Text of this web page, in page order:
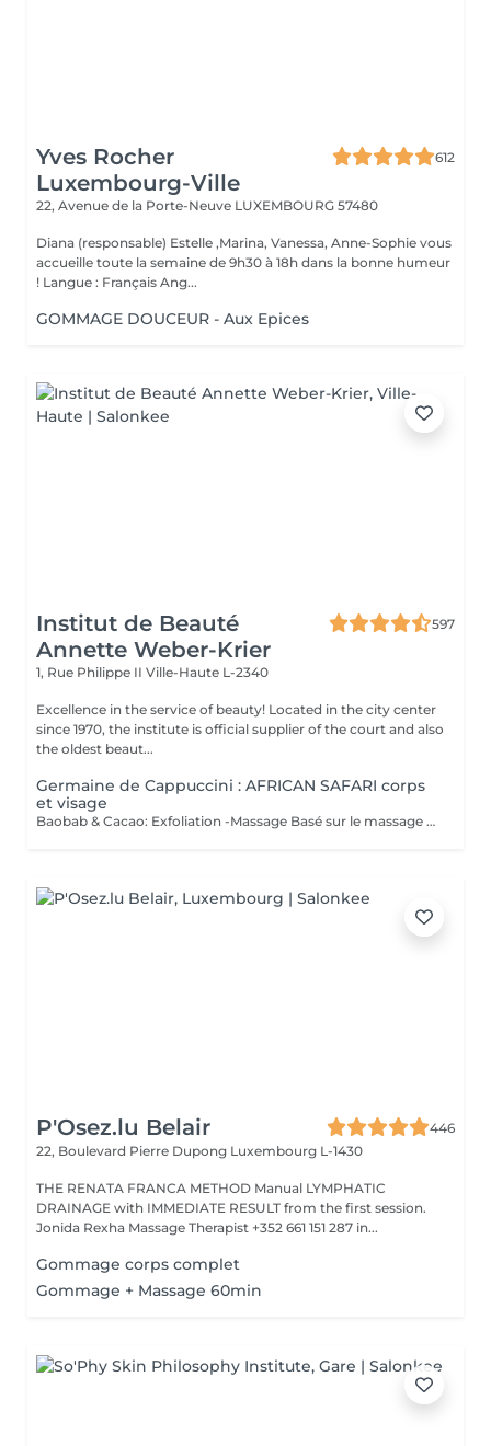
Yves Rocher
Luxembourg-Ville
612
22, Avenue de la Porte-Neuve LUXEMBOURG 57480
Diana (responsable) Estelle ,Marina, Vanessa, Anne-Sophie vous
accueille toute la semaine de 9h30 à 18h dans la bonne humeur
! Langue : Français Ang...
GOMMAGE DOUCEUR - Aux Epices
Institut de Beauté
Annette Weber-Krier
597
1, Rue Philippe II Ville-Haute L-2340
Excellence in the service of beauty! Located in the city center
since 1970, the institute is official supplier of the court and also
the oldest beaut...
Germaine de Cappuccini : AFRICAN SAFARI corps
et visage
Baobab & Cacao: Exfoliation -Massage Basé sur le massage Hilotra de Madagascar, il combine des techniques ancestrales africaines et asiatiques pour générer une sensation de connexion avec la nature et un équilibre corporel. AFRICAN BLISS : Massage SWEET Maternity: Basé sur la technique du drainage lymphatique, ce rituel combine des mouvements ascendants et des mouvements enveloppants qui favorisent une sensation de légèreté et de confort immédiate dans les jambes Light Legs : Basé sur la technique du drainage lymphatique, ce rituel combine des mouvements ascendants et des mouvements enveloppants qui favorisent une sensation de légèreté et de confort immédiate dans les jambes
P'Osez.lu Belair
446
22, Boulevard Pierre Dupong Luxembourg L-1430
THE RENATA FRANCA METHOD Manual LYMPHATIC
DRAINAGE with IMMEDIATE RESULT from the first session.
Jonida Rexha Massage Therapist +352 661 151 287 in...
Gommage corps complet
Gommage + Massage 60min